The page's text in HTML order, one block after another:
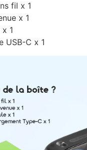
fil x 1
x 1
x 1
USB-C x 1